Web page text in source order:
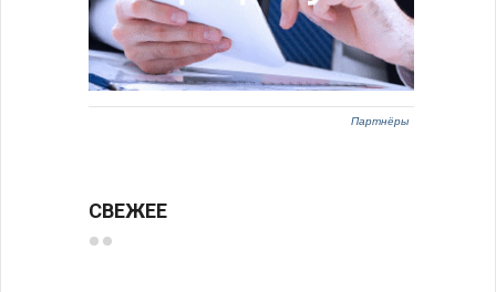
Партнёры
СВЕЖЕЕ